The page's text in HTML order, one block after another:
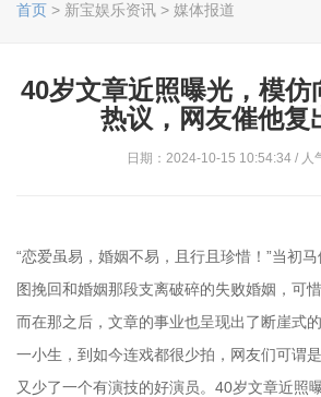
首页 > 新宝娱乐资讯 > 媒体报道
40岁文章近照曝光，模仿
热议，网友催他复
日期：2024-10-15 10:54:34 / 人
“恋爱虽易，婚姻不易，且行且珍惜！”当初
图挽回和婚姻那段支离破碎的失败婚姻，可
而在那之后，文章的事业也呈现出了断崖式
一小生，到如今连戏都很少拍，网友们可谓
又少了一个有演技的好演员。40岁文章近照